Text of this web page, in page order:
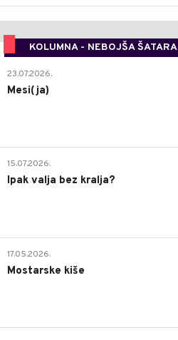
KOLUMNA - NEBOJŠA ŠATARA
23.07.2026.
Mesi(ja)
15.07.2026.
Ipak valja bez kralja?
17.05.2026.
Mostarske kiše